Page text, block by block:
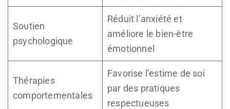
Soutien
psychologique
Réduit l’anxiété et
améliore le bien-être
émotionnel
Thérapies
comportementales
Favorise l’estime de soi
par des pratiques
respectueuses